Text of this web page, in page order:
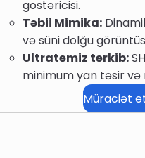
göstəricisi.
Təbii Mimika:
və süni dolğu
Ultratəmiz tərkib:
minimum yan təsir
Müraciət